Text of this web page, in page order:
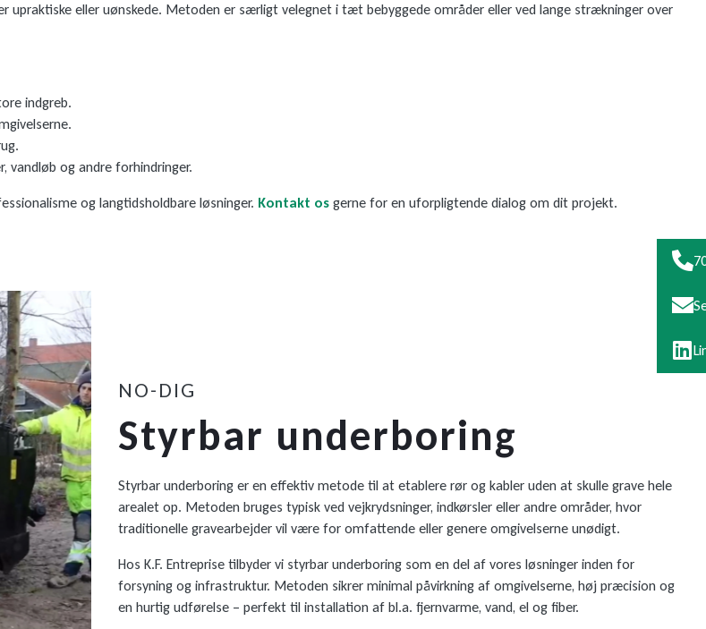
NO-DIG
Styrbar underboring
Styrbar underboring er en effektiv metode til at etablere rør og kabler uden at skulle grave hele
arealet op. Metoden bruges typisk ved vejkrydsninger, indkørsler eller andre områder, hvor
traditionelle gravearbejder vil være for omfattende eller genere omgivelserne unødigt.
Hos K.F. Entreprise tilbyder vi styrbar underboring som en del af vores løsninger inden for
forsyning og infrastruktur. Metoden sikrer minimal påvirkning af omgivelserne, høj præcision og
en hurtig udførelse – perfekt til installation af bl.a. fjernvarme, vand, el og fiber.
eller uønskede. Metoden er særligt velegnet i tæt bebyggede områder eller ved lange strækninger over
indgreb.
vandløb og andre forhindringer.
og langtidsholdbare løsninger. Kontakt os gerne for en uforpligtende dialog om dit projekt.